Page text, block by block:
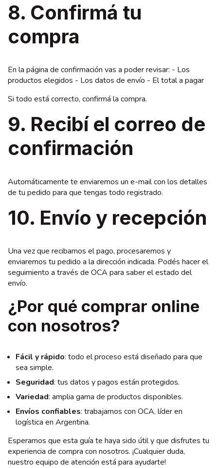
8. Confirmá tu
compra
En la página de confirmación vas a poder revisar: - Los
productos elegidos - Los datos de envío - El total a pagar
Si todo está correcto, confirmá la compra.
9. Recibí el correo de
confirmación
Automáticamente te enviaremos un e-mail con los detalles
de tu pedido para que tengas todo registrado.
10. Envío y recepción
Una vez que recibamos el pago, procesaremos y
enviaremos tu pedido a la dirección indicada. Podés hacer el
seguimiento a través de OCA para saber el estado del
envío.
¿Por qué comprar online
con nosotros?
Fácil y rápido: todo el proceso está diseñado para que
sea simple.
Seguridad: tus datos y pagos están protegidos.
Variedad: amplia gama de productos disponibles.
Envíos confiables: trabajamos con OCA, líder en
logística en Argentina.
Esperamos que esta guía te haya sido útil y que disfrutes tu
experiencia de compra con nosotros. ¡Cualquier duda,
nuestro equipo de atención está para ayudarte!